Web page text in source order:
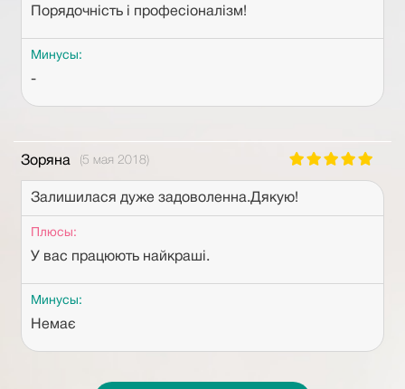
Порядочність і професіоналізм!
Минусы:
-
Зоряна (5 мая 2018)
Залишилася дуже задоволенна.Дякую!
Плюсы:
У вас працюють найкраші.
Минусы:
Немає